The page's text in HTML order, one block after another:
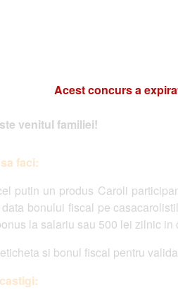
Acest concurs a
venitul familiei!
faci:
putin un produs Caroli
bonului fiscal pe
la salariu sau 500 lei zilnic in
si bonul fiscal pentru